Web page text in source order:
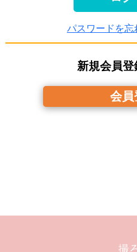
パスワードを忘
新規会員登
会員
撮